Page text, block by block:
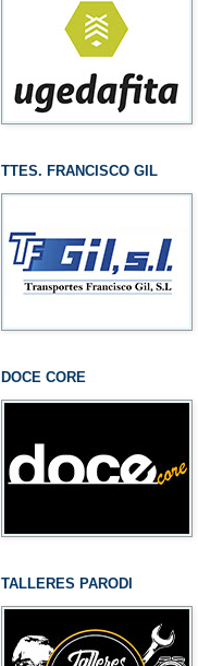
TTES. FRANCISCO GIL
DOCE CORE
TALLERES PARODI